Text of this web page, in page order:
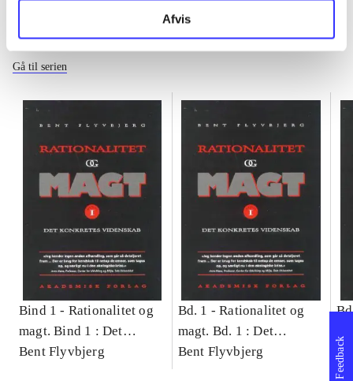
Afvis
Rationalitet og magt
Gå til serien
Bind 1 - Rationalitet og
magt. Bind 1 : Det
konkretes videnskab
Bent Flyvbjerg
Bd. 1 -Rationalitet og
magt. Bd. 1 : Det
konkretes videnskab
Bent Flyvbjerg Feedback